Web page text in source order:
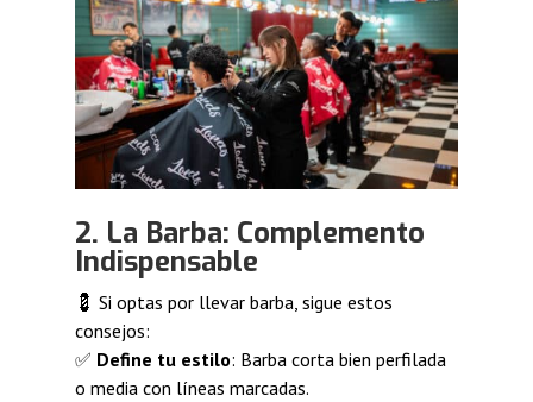
2. La Barba: Complemento
Indispensable
💈 Si optas por llevar barba, sigue estos
consejos:
✅ Define tu estilo: Barba corta bien perfilada
o media con líneas marcadas.